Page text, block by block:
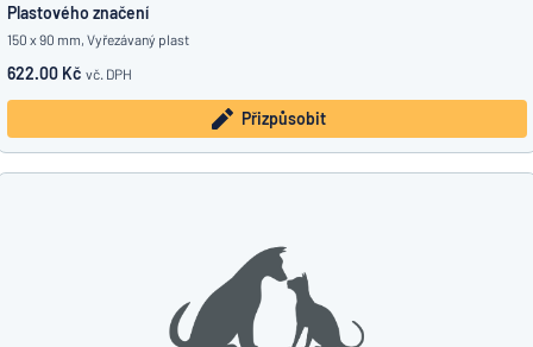
Plastového značení
150 x 90 mm, Vyřezávaný plast
622.00 Kč vč. DPH
Přizpůsobit